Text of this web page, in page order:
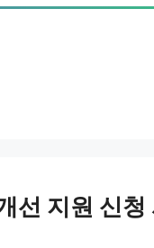
지원 신청